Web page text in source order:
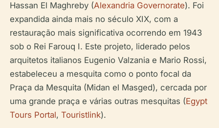
Hassan El Maghreby (Alexandria Governorate). Foi
expandida ainda mais no século XIX, com a
restauração mais significativa ocorrendo em 1943
sob o Rei Farouq I. Este projeto, liderado pelos
arquitetos italianos Eugenio Valzania e Mario Rossi,
estabeleceu a mesquita como o ponto focal da
Praça da Mesquita (Midan el Masged), cercada por
uma grande praça e várias outras mesquitas (Egypt
Tours Portal, Touristlink).